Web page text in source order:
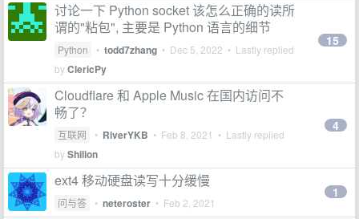
讨论一下 Python socket 该怎么正确的读所
谓的"粘包", 主要是 Python 语言的细节
Python • todd7zhang • Dec 5, 2022 • Lastly replied
byClericPy
15
Cloudflare 和 Apple Music 在国内访问不
畅了？
互联网 • RiverYKB • Feb 8, 2021 • Lastly replied
byShilion
4
ext4 移动硬盘读写十分缓慢
问与答 • neteroster • Feb 2, 2021
1